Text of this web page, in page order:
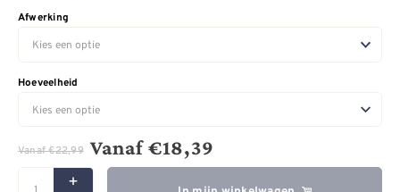
Afwerking
Hoeveelheid
Vanaf€22,99 Vanaf€18,39